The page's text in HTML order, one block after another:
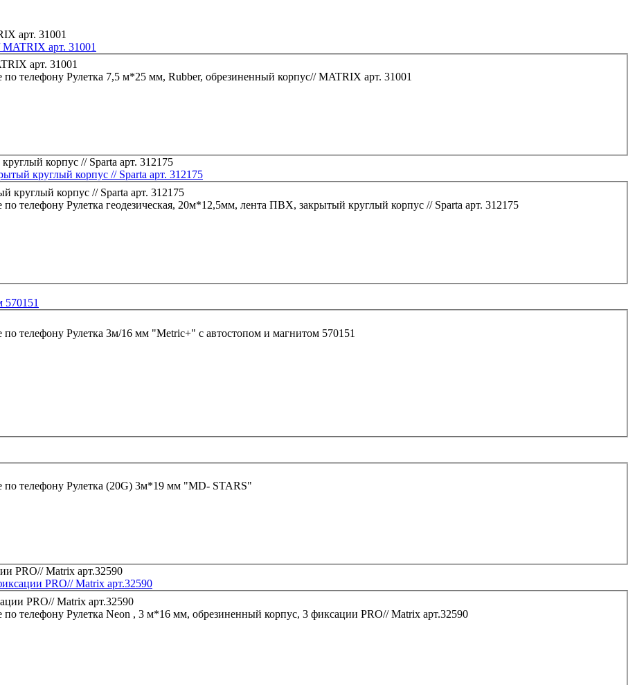
арт. 31001
по телефону Рулетка 7,5 м*25 мм, Rubber, обрезиненный корпус// MATRIX арт. 31001
круглый корпус // Sparta арт. 312175
по телефону
Рулетка геодезическая, 20м*12,5мм, лента ПВХ, закрытый круглый корпус // Sparta арт. 312175
570151
по телефону
Рулетка 3м/16 мм "Metric+" с автостопом и магнитом 570151
по телефону Рулетка (20G) 3м*19 мм "MD- STARS"
PRO// Matrix арт.32590
по телефону Рулетка Neon , 3 м*16 мм, обрезиненный корпус, 3 фиксации PRO// Matrix арт.32590